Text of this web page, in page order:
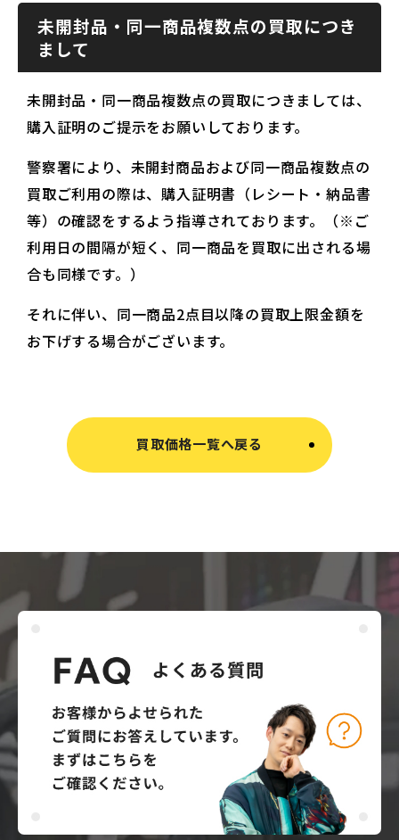
未開封品・同一商品複数点の買取につき
まして
未開封品・同一商品複数点の買取につきましては、
購入証明のご提示をお願いしております。
警察署により、未開封商品および同一商品複数点の
買取ご利用の際は、購入証明書（レシート・納品書
等）の確認をするよう指導されております。（※ご
利用日の間隔が短く、同一商品を買取に出される場
合も同様です。）
それに伴い、同一商品2点目以降の買取上限金額を
お下げする場合がございます。
買取価格一覧へ戻る